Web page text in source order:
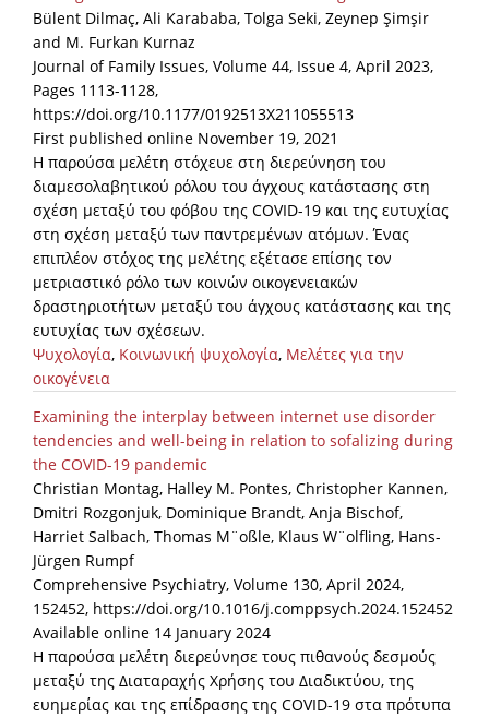
Bülent Dilmaç, Ali Karababa, Tolga Seki, Zeynep Şimşir
and M. Furkan Kurnaz
Journal of Family Issues, Volume 44, Issue 4, April 2023,
Pages 1113-1128,
https://doi.org/10.1177/0192513X211055513
First published online November 19, 2021
Η παρούσα μελέτη στόχευε στη διερεύνηση του
διαμεσολαβητικού ρόλου του άγχους κατάστασης στη
σχέση μεταξύ του φόβου της COVID-19 και της ευτυχίας
στη σχέση μεταξύ των παντρεμένων ατόμων. Ένας
επιπλέον στόχος της μελέτης εξέτασε επίσης τον
μετριαστικό ρόλο των κοινών οικογενειακών
δραστηριοτήτων μεταξύ του άγχους κατάστασης και της
ευτυχίας των σχέσεων.
Ψυχολογία, Κοινωνική ψυχολογία, Μελέτες για την
οικογένεια
Examining the interplay between internet use disorder
tendencies and well-being in relation to sofalizing during
the COVID-19 pandemic
Christian Montag, Halley M. Pontes, Christopher Kannen,
Dmitri Rozgonjuk, Dominique Brandt, Anja Bischof,
Harriet Salbach, Thomas M¨oßle, Klaus W¨olfling, Hans-
Jürgen Rumpf
Comprehensive Psychiatry, Volume 130, April 2024,
152452, https://doi.org/10.1016/j.comppsych.2024.152452
Available online 14 January 2024
Η παρούσα μελέτη διερεύνησε τους πιθανούς δεσμούς
μεταξύ της Διαταραχής Χρήσης του Διαδικτύου, της
ευημερίας και της επίδρασης της COVID-19 στα πρότυπα